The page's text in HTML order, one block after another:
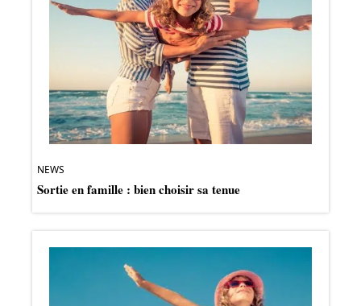
NEWS
Sortie en famille : bien choisir sa tenue